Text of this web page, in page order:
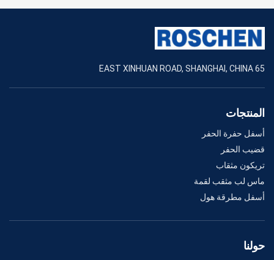
65 EAST XINHUAN ROAD, SHANGHAI, CHINA
المنتجات
أسفل حفرة الحفر
قضيب الحفر
تريكون مثقاب
ماس لب مثقب لقمة
أسفل مطرقة هول
حولنا